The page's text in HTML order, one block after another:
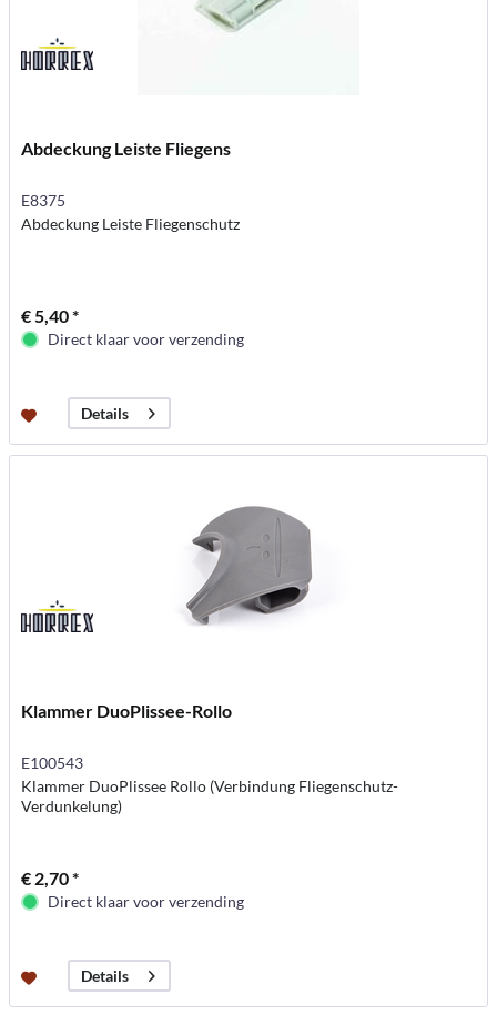
Abdeckung Leiste Fliegens
E8375
Abdeckung Leiste Fliegenschutz
€ 5,40 *
Direct klaar voor verzending
Details
Klammer DuoPlissee-Rollo
E100543
Klammer DuoPlissee Rollo (Verbindung Fliegenschutz-
Verdunkelung)
€ 2,70 *
Direct klaar voor verzending
Details